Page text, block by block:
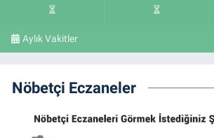
Aylık Vakitler
Nöbetçi Eczaneler